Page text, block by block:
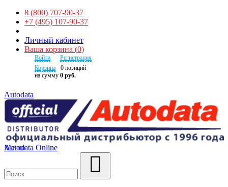
8 (800) 707-90-37
+7 (495) 107-90-37
Личный кабинет
Ваша корзина (0)
Войти
Регистрация
Корзина
0 позиций
на сумму 0 руб.
Autodata
Autodata Online
Меню